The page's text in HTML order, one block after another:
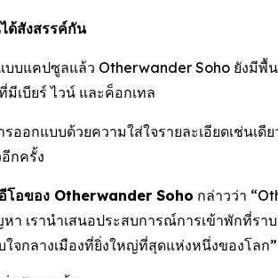
ด้สังสรรค์กัน
บแคปซูลแล้ว Otherwander Soho ยังมีพื้
มีเบียร์ ไวน์ และค็อกเทล
ออกแบบด้วยความใส่ใจรายละเอียดเช่น
กครั้ง
อของ Otherwander Soho กล่าวว่า
า เรานำเสนอประสบการณ์การเข้าพักที่ร
จกลางเมืองที่ยิ่งใหญ่ที่สุดแห่งหนึ่งของโลก”